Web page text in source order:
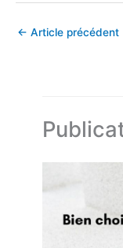
← Article précédent